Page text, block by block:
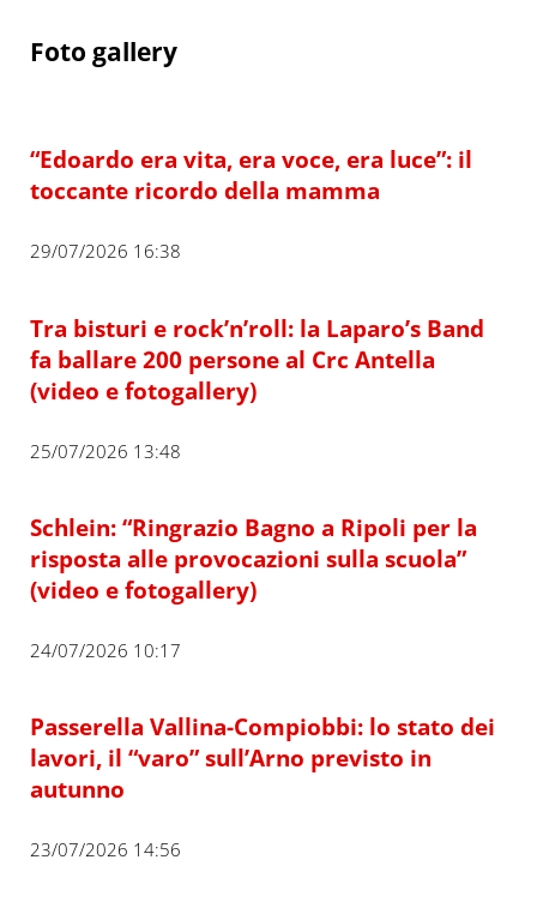
Foto gallery
“Edoardo era vita, era voce, era luce”: il
toccante ricordo della mamma
29/07/2026 16:38
Tra bisturi e rock’n’roll: la Laparo’s Band
fa ballare 200 persone al Crc Antella
(video e fotogallery)
25/07/2026 13:48
Schlein: “Ringrazio Bagno a Ripoli per la
risposta alle provocazioni sulla scuola”
(video e fotogallery)
24/07/2026 10:17
Passerella Vallina-Compiobbi: lo stato dei
lavori, il “varo” sull’Arno previsto in
autunno
23/07/2026 14:56